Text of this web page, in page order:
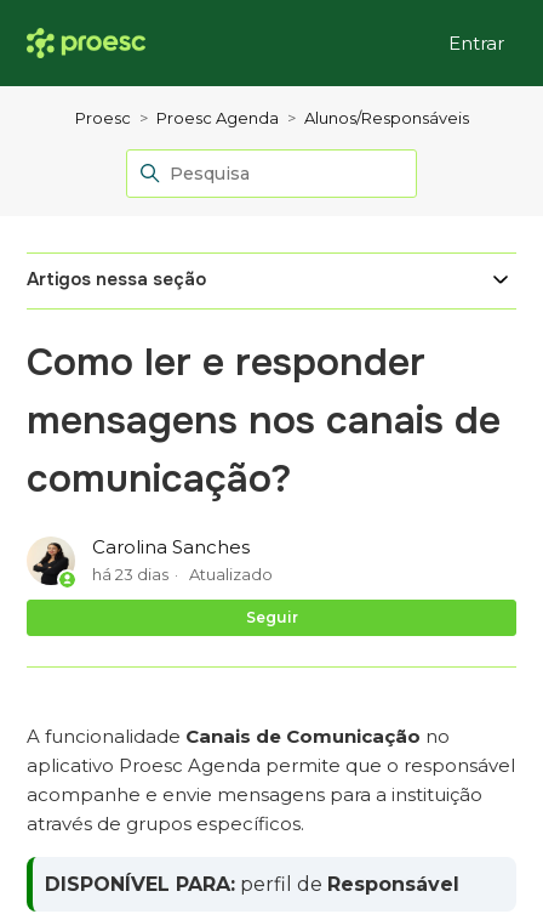
Entrar
Proesc Proesc Agenda Alunos/Responsáveis
Artigos nessa seção
Como ler e responder
mensagens nos canais de
comunicação?
Carolina Sanches
há 23 dias Atualizado
Seguir
A funcionalidade Canais de Comunicação no
aplicativo Proesc Agenda permite que o responsável
acompanhe e envie mensagens para a instituição
através de grupos específicos.
DISPONÍVEL PARA: perfil de Responsável